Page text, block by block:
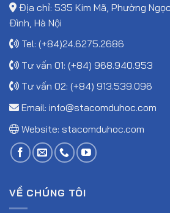
Địa chỉ: 535 Kim Mã, Phường
Đình, Hà Nội
Tel: (+84)24.6275.2686
Tư vấn 01: (+84) 968.940.953
Tư vấn 02: (+84) 913.539.096
Email: info@stacomduhoc.com
Website: stacomduhoc.com
VỀ CHÚNG TÔI